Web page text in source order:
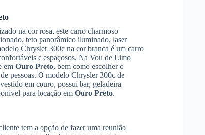
na cor rosa, este carro charmoso
teto panorâmico iluminado, laser
Chrysler 300c na cor branca é um carro
e espaçosos. Na Vou de Limo
em Ouro Preto, bem como escolher o
pessoas. O modelo Chrysler 300c de
em couro, possui bar, geladeira
para locação em Ouro Preto.
tem a opção de fazer uma reunião